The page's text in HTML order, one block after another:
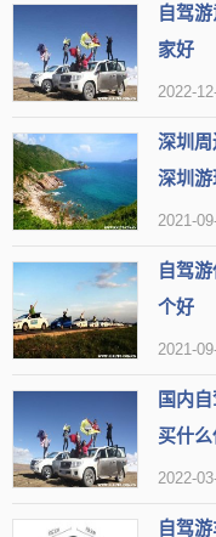
组图
【简介】惠山古镇，位
【开放时间】开放时间
【地址】江苏省无锡市
可以游览遗迹
停车方便
自驾
家好
2022-
深圳
深圳
2021-
自驾
个好
2021-
国内
买什
2022-
自驾